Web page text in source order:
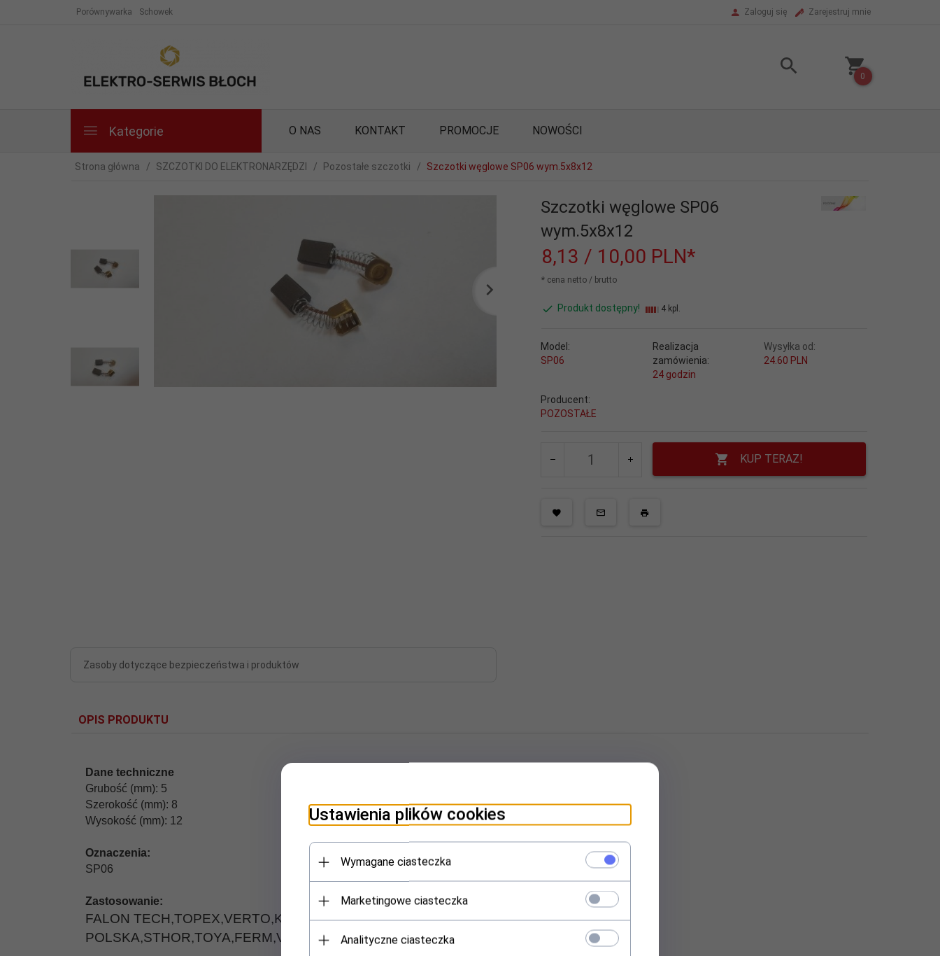
Porównywarka Schowek Zaloguj się Zarejestruj mnie
0
Kategorie O NAS KONTAKT PROMOCJE NOWOŚCI
Strona główna SZCZOTKI DO ELEKTRONARZĘDZI Pozostałe szczotki Szczotki węglowe SP06 wym.5x8x12
Zasoby dotyczące bezpieczeństwa i produktów
Szczotki węglowe SP06
wym.5x8x12
8,13 / 10,00 PLN*
* cena netto / brutto
Produkt dostępny! 4 kpl.
Model:
SP06
Realizacja
zamówienia:
24 godzin
Wysyłka od:
24.60 PLN
Producent:
POZOSTAŁE
KUP TERAZ!
OPIS PRODUKTU
Dane techniczne
Grubość (mm): 5
Szerokość (mm): 8
Wysokość (mm): 12
Oznaczenia:
SP06
Zastosowanie:
FALON TECH,TOPEX,VERTO,KINZO,POWER UP,PEGAZUS,BASS
POLSKA,STHOR,TOYA,FERM,VULKAN, EUROTEC,EINHELL,
Ustawienia plików cookies
Wymagane ciasteczka
Marketingowe ciasteczka
Analityczne ciasteczka